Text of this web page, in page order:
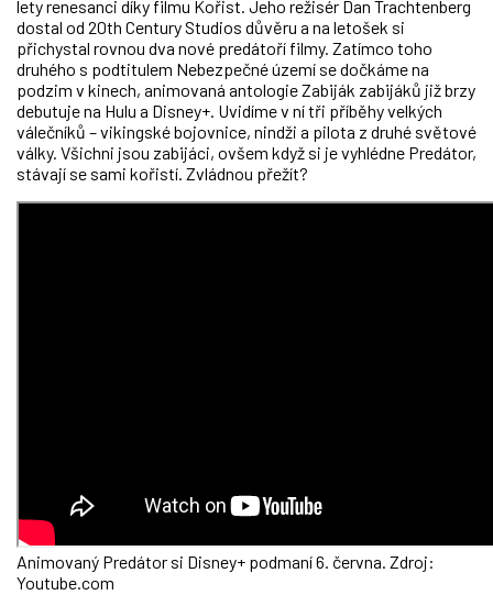
lety renesanci díky filmu Kořist. Jeho režisér Dan Trachtenberg
dostal od 20th Century Studios důvěru a na letošek si
přichystal rovnou dva nové predátoří filmy. Zatímco toho
druhého s podtitulem Nebezpečné území se dočkáme na
podzim v kinech, animovaná antologie Zabiják zabijáků již brzy
debutuje na Hulu a Disney+. Uvidíme v ní tři příběhy velkých
válečníků –vikingské bojovnice, nindži a pilota z druhé světové
války. Všichni jsou zabijáci, ovšem když si je vyhlédne Predátor,
stávají se sami kořistí. Zvládnou přežít?
Animovaný Predátor si Disney+ podmaní 6. června. Zdroj:
Youtube.com